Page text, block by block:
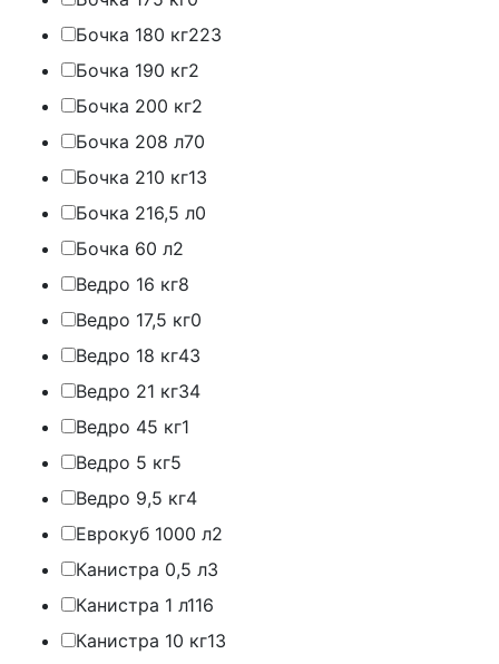
Бочка 180 кг223
Бочка 190 кг2
Бочка 200 кг2
Бочка 208 л70
Бочка 210 кг13
Бочка 216,5 л0
Бочка 60 л2
Ведро 16 кг8
Ведро 17,5 кг0
Ведро 18 кг43
Ведро 21 кг34
Ведро 45 кг1
Ведро 5 кг5
Ведро 9,5 кг4
Еврокуб 1000 л2
Канистра 0,5 л3
Канистра 1 л116
Канистра 10 кг13